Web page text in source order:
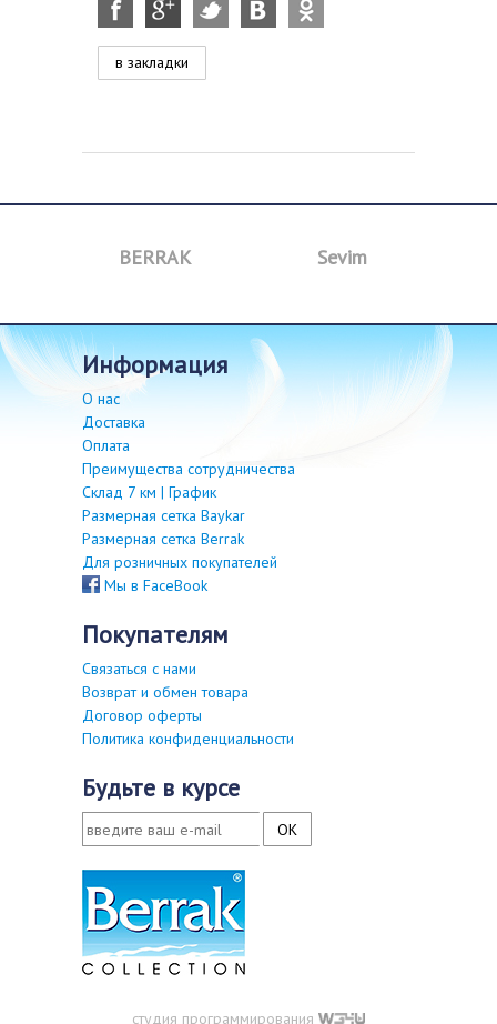
в закладки
BERRAK Sevim
информация
О нас
Доставка
Оплата
Преимущества сотрудничества
Склад 7 км | График
Размерная сетка Baykar
Размерная сетка Berrak
Для розничных покупателей
Мы в FaceBook
покупателям
Связаться с нами
Возврат и обмен товара
Договор оферты
Политика конфиденциальности
будьте в курсе
студия программирования